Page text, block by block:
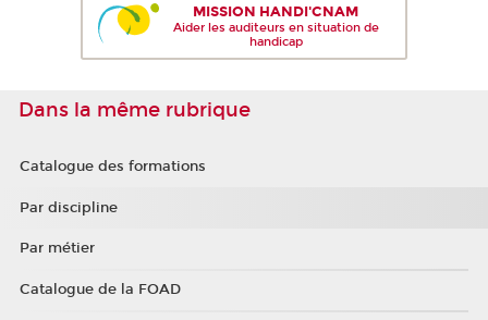
MISSION HANDI'CNAM
Aider les auditeurs en situation de
handicap
Dans la même rubrique
Catalogue des formations
Par discipline
Par métier
Catalogue de la FOAD